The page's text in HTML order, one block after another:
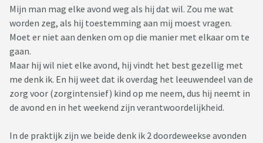
Mijn man mag elke avond weg als hij dat wil. Zou me wat
worden zeg, als hij toestemming aan mij moest vragen.
Moet er niet aan denken om op die manier met elkaar om te
gaan.
Maar hij wil niet elke avond, hij vindt het best gezellig met
me denk ik. En hij weet dat ik overdag het leeuwendeel van de
zorg voor (zorgintensief) kind op me neem, dus hij neemt in
de avond en in het weekend zijn verantwoordelijkheid.
In de praktijk zijn we beide denk ik 2 doordeweekse avonden